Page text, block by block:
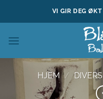
VI GIR DEG ØKT
HJEM /